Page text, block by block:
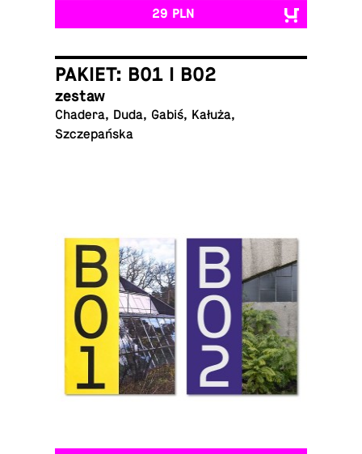
29 PLN
PAKIET: B01 I B02
zestaw
Chadera, Duda, Gabiś, Kałuża,
Szczepańska